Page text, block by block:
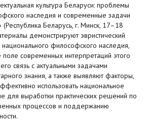
культура Беларуси: проблемы
наследия и современные задачи
(Республика Беларусь, г. Минск, 17–18
демонстрируют эвристический
философского наследия,
современных интерпретаций этого
связь с актуальными задачами
знания, а также выявляют факторы,
использовать национальное
для выработки практических решений по
процессов и поддержанию